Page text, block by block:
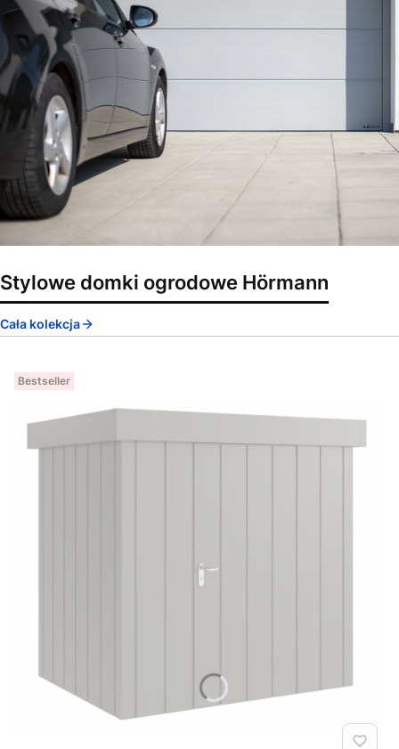
Stylowe domki ogrodowe Hörmann
Cała kolekcja
Bestseller